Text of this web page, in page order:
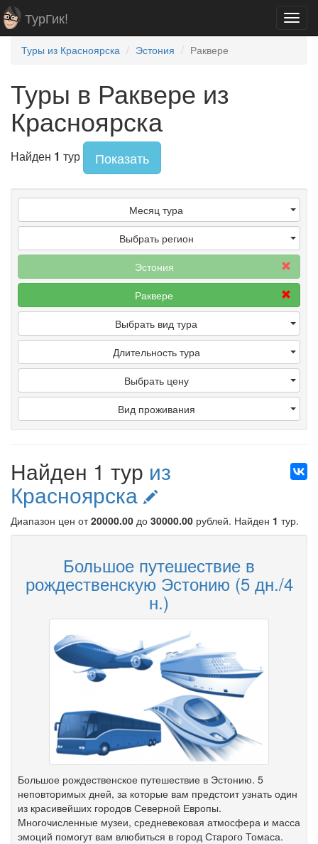
ТурГик!
Туры из Красноярска Эстония Раквере
Туры в Раквере из
Красноярска
Найден 1 тур Показать
Месяц тура
Выбрать регион
Эстония
Раквере
Выбрать вид тура
Длительность тура
Выбрать цену
Вид проживания
Найден 1 тур из
Красноярска
Диапазон цен от20000.00 до 30000.00 рублей. Найден 1 тур.
Большое путешествие в
рождественскую Эстонию (5 дн./4
н.)
Большое рождественское путешествие в Эстонию. 5
неповторимых дней, за которые вам предстоит узнать один
из красивейших городов Северной Европы.
Многочисленные музеи, средневековая атмосфера и масса
эмоций помогут вам влюбиться в город Старого Томаса.